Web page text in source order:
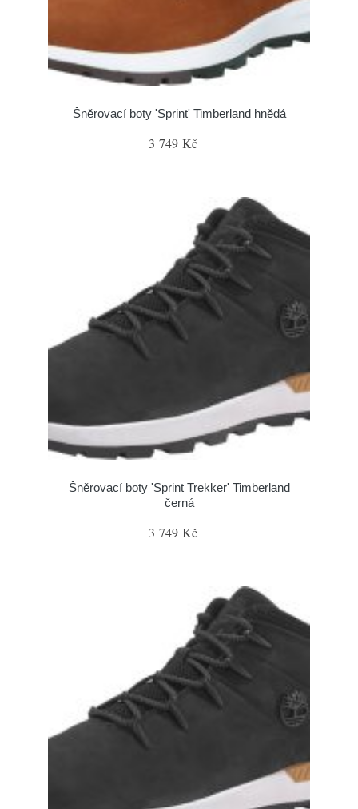
Šněrovací boty 'Sprint' Timberland hnědá
3 749 Kč
Šněrovací boty 'Sprint Trekker' Timberland
černá
3 749 Kč